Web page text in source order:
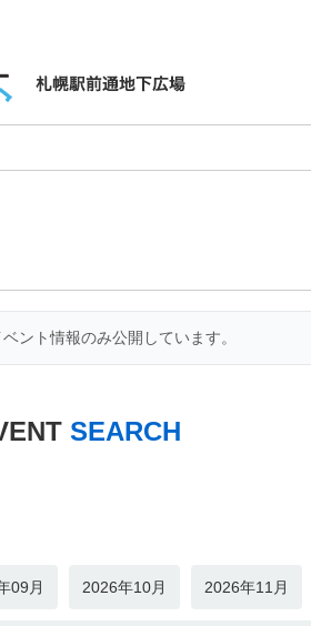
ント情報のみ公開しています。
SEARCH
09月 2026年10月 2026年11月